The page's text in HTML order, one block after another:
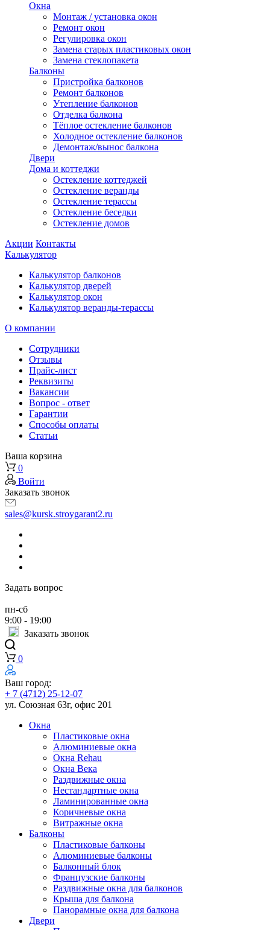
Окна
Монтаж / установка окон
Ремонт окон
Регулировка окон
Замена старых пластиковых окон
Замена стеклопакета
Балконы
Пристройка балконов
Ремонт балконов
Утепление балконов
Отделка балкона
Тёплое остекление балконов
Холодное остекление балконов
Демонтаж/вынос балкона
Двери
Дома и коттеджи
Остекление коттеджей
Остекление веранды
Остекление терассы
Остекление беседки
Остекление домов
Акции Контакты
Калькулятор
Калькулятор балконов
Калькулятор дверей
Калькулятор окон
Калькулятор веранды-терассы
О компании
Сотрудники
Отзывы
Прайс-лист
Реквизиты
Вакансии
Вопрос - ответ
Гарантии
Способы оплаты
Статьи
Ваша корзина
0
Войти
Заказать звонок
sales@kursk.stroygarant2.ru
Задать вопрос
пн-сб
9:00 - 19:00
Заказать звонок
0
Ваш город:
+ 7 (4712) 25-12-07
ул. Союзная 63г, офис 201
Окна
Пластиковые окна
Алюминиевые окна
Окна Rehau
Окна Века
Раздвижные окна
Нестандартные окна
Ламинированные окна
Коричневые окна
Витражные окна
Балконы
Пластиковые балконы
Алюминиевые балконы
Балконный блок
Французские балконы
Раздвижные окна для балконов
Крыша для балкона
Панорамные окна для балкона
Двери